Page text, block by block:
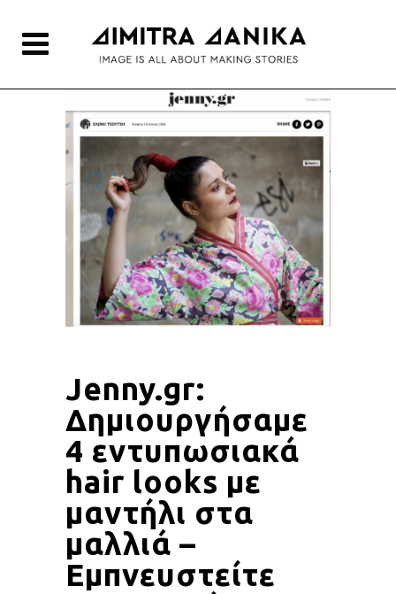
Jenny.gr:
Δημιουργήσαμε
4 εντυπωσιακά
hair looks με
μαντήλι στα
μαλλιά –
Εμπνευστείτε